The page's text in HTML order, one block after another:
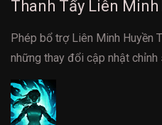
Thanh Tẩy Liên
Phép bổ trợ Liên Minh Huyền
những thay đổi cập nhật chỉnh